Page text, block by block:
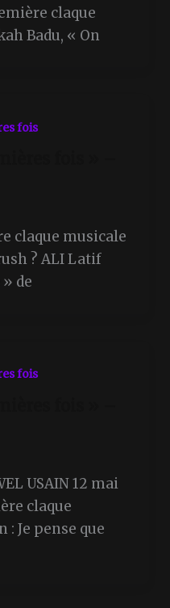
claque
Badu, « On
fois
claque musicale
? ALI Latif
» de
fois
USAIN 12 mai
claque
: Je pense que